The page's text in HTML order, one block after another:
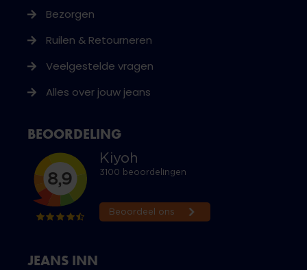
JEANS INN
Bezorgen
Ruilen & Retourneren
Veelgestelde vragen
Alles over jouw jeans
BEOORDELING